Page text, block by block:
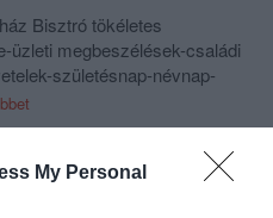
My Personal
Bisztró tökéletes
üzleti megbeszélések-családi
születésnap-névnap-
megünneplésének is!